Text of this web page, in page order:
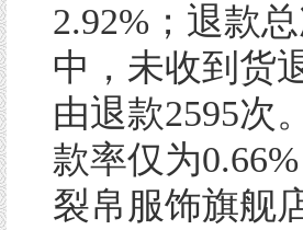
2.92%；退款
中，未收到货
由退款2595次
款率仅为
裂帛服饰旗舰